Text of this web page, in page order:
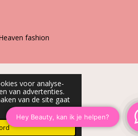
voor analyse-
van advertenties.
van de site gaat
fashion